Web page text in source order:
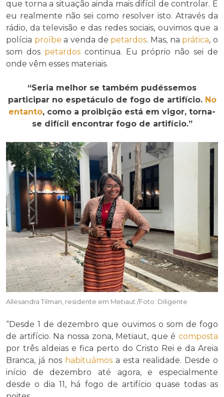
que torna a situação ainda mais difícil de controlar. E
eu realmente não sei como resolver isto. Através da
rádio, da televisão e das redes sociais, ouvimos que a
polícia proíbe a venda de petardos. Mas, na prática, o
som dos petardoscontinua. Eu próprio não sei de
onde vêm esses materiais.
“Seria melhor se também pudéssemos
participar no espetáculo de fogo de artifício. No
entanto, como a proibição está em vigor, torna-
se difícil encontrar fogo de artifício.”
Allesandra Tilman, residente em Metiaut /Foto: Diligente
“Desde 1 de dezembro que ouvimos o som de fogo
de artifício. Na nossa zona, Metiaut, que é composta
por três aldeias e fica perto do Cristo Rei e da Areia
Branca, já nos habituámos a esta realidade. Desde o
início de dezembro até agora, e especialmente
desde o dia 11, há fogo de artifício quase todas as